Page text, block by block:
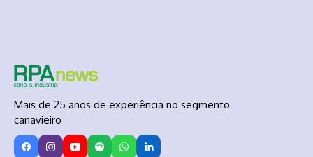
Mais de 25 anos de experiência no segmento
canavieiro